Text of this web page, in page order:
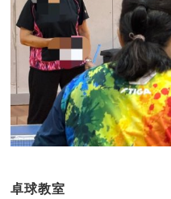
卓球教室